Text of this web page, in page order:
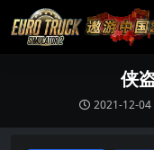
侠
2021-12-04